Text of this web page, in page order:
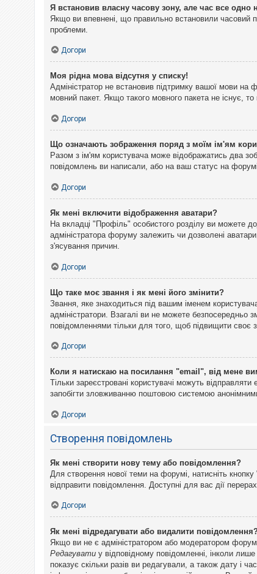
Я встановив власну часову зону, але час все одно
Якщо ви впевнені, що правильно встановили часовий
проблеми.
Догори
Моя рідна мова відсутня у списку!
Адміністратор не встановив підтримку вашої мови
мовний пакет. Якщо такого мовного пакета не існує,
Догори
Що означають зображення поряд з моїм ім'ям
Разом з ім'ям користувача може відображатись два
повідомлень ви написали, або на ваш статус на
Догори
Як мені включити відображення аватари?
На вкладці "Профіль" особистого розділу ви можете
адміністратора форуму залежить чи дозволені
з'ясування причин.
Догори
Що таке моє звання і як мені його змінити?
Звання, яке знаходиться під вашим іменем
адміністратори. Взагалі ви не можете
повідомленнями тільки для того, щоб підвищити своє
Догори
Коли я натискаю на посилання "email", від мене
Тільки зареєстровані користувачі можуть
запобігти зловживанню поштовою системою
Догори
Створення повідомлень
Як мені створити нову тему або повідомлення?
Для створення нової теми на форумі, натисніть
відправити повідомлення. Доступні для вас дії
Догори
Як мені відредагувати або видалити
Якщо ви не є адміністратором або модератором
Редагувати у відповідному повідомленні, інколи
показує скільки разів ви редагували, а також дату і